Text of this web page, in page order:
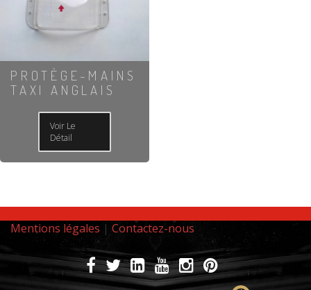
PROTÈGE-MAINS
TAXI ANGLAIS
Voir Le
Détail
Mentions légales | Contactez-nous